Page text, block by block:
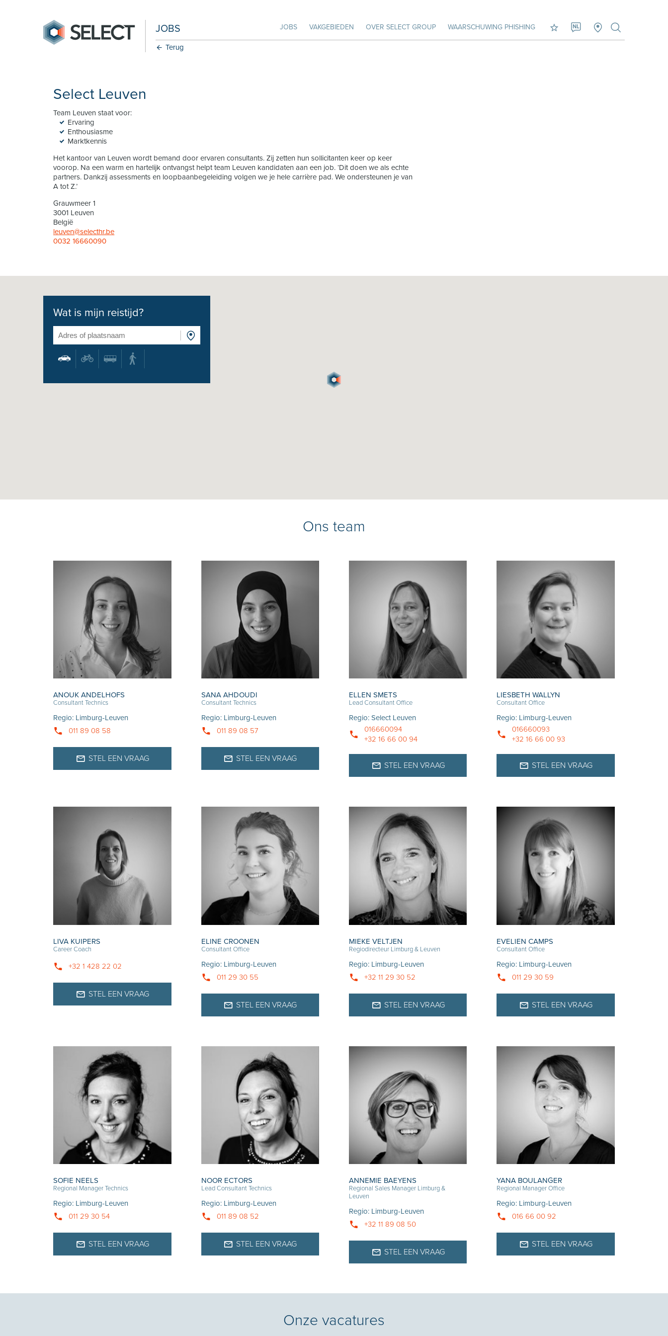
JOBS JOBS VAKGEBIEDEN OVER SELECT GROUP WAARSCHUWING PHISHING NL
Terug
Select Leuven
Team Leuven staat voor:
Ervaring
Enthousiasme
Marktkennis
Het kantoor van Leuven wordt bemand door ervaren consultants. Zij zetten hun sollicitanten keer op keer
voorop. Na een warm en hartelijk ontvangst helpt team Leuven kandidaten aan een job. ‘Dit doen we als echte
partners. Dankzij assessments en loopbaanbegeleiding volgen we je hele carrière pad. We ondersteunen je van
A tot Z.’
Grauwmeer 1
3001 Leuven
België
leuven@selecthr.be
0032 16660090
Wat is mijn reistijd?
Ons team
ANOUK ANDELHOFS
Consultant Technics
Regio: Limburg-Leuven
011 89 08 58
STEL EEN VRAAG
SANA AHDOUDI
Consultant Technics
Regio: Limburg-Leuven
011 89 08 57
STEL EEN VRAAG
ELLEN SMETS
Lead Consultant Office
Regio: Select Leuven
016660094
+32 16 66 00 94
STEL EEN VRAAG
LIESBETH WALLYN
Consultant Office
Regio: Limburg-Leuven
016660093
+32 16 66 00 93
STEL EEN VRAAG
LIVA KUIPERS
Career Coach
+32 1 428 22 02
STEL EEN VRAAG
ELINE CROONEN
Consultant Office
Regio: Limburg-Leuven
011 29 30 55
STEL EEN VRAAG
MIEKE VELTJEN
Regiodirecteur Limburg & Leuven
Regio: Limburg-Leuven
+32 11 29 30 52
STEL EEN VRAAG
EVELIEN CAMPS
Consultant Office
Regio: Limburg-Leuven
011 29 30 59
STEL EEN VRAAG
SOFIE NEELS
Regional Manager Technics
Regio: Limburg-Leuven
011 29 30 54
STEL EEN VRAAG
NOOR ECTORS
Lead Consultant Technics
Regio: Limburg-Leuven
011 89 08 52
STEL EEN VRAAG
ANNEMIE BAEYENS
Regional Sales Manager Limburg &
Leuven
Regio: Limburg-Leuven
+32 11 89 08 50
STEL EEN VRAAG
YANA BOULANGER
Regional Manager Office
Regio: Limburg-Leuven
016 66 00 92
STEL EEN VRAAG
Onze vacatures